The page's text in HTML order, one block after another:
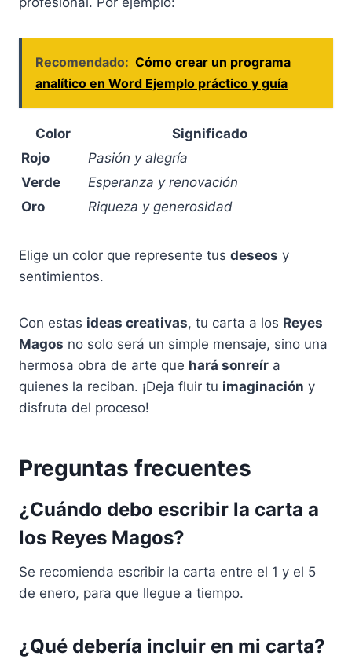
Recomendado: Cómo crear un programa
analítico en Word Ejemplo práctico y guía
Color
Significado
Rojo
Pasión y alegría
Verde
Esperanza y renovación
Oro
Riqueza y generosidad
Elige un color que represente tus deseos y
sentimientos.
Con estas ideas creativas, tu carta a los Reyes
Magos no solo será un simple mensaje, sino una
hermosa obra de arte que hará sonreír a
quienes la reciban. ¡Deja fluir tu imaginación y
disfruta del proceso!
Preguntas frecuentes
¿Cuándo debo escribir la carta a
los Reyes Magos?
Se recomienda escribir la carta entre el 1 y el 5
de enero, para que llegue a tiempo.
¿Qué debería incluir en mi carta?